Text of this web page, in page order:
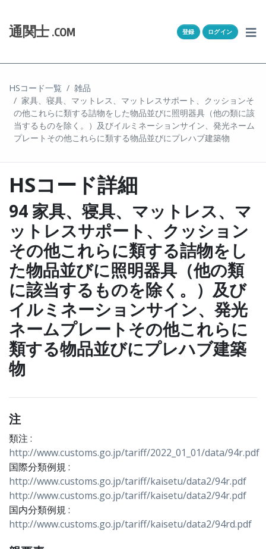
通関士 .COM 登録 ログイン
HSコード一覧
雑品
家具、寝具、マットレス、マットレスサポート、クッションそ
の他これらに類する詰物をした物品並びに照明器具（他の類に該
当するものを除く。）及びイルミネーションサイン、発光ネーム
プレートその他これらに類する物品並びにプレハブ建築物
HSコード詳細
94 家具、寝具、マットレス、マ
ットレスサポート、クッション
その他これらに類する詰物をし
た物品並びに照明器具（他の類
に該当するものを除く。）及び
イルミネーションサイン、発光
ネームプレートその他これらに
類する物品並びにプレハブ建築
物
注
類注 :
http://www.customs.go.jp/tariff/2022_01_01/data/94r.pdf
国際分類例規 :
http://www.customs.go.jp/tariff/kaisetu/data2/94r.pdf
http://www.customs.go.jp/tariff/kaisetu/data2/94r.pdf
国内分類例規 :
http://www.customs.go.jp/tariff/kaisetu/data2/94rd.pdf
通関Ｑ＆Ａ
通関士NEWS
ユーザー登録
ログイン